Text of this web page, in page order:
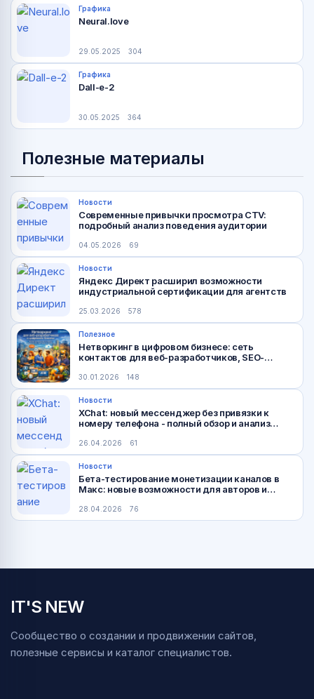
Графика
Neural.love
29.05.2025 304
Графика
Dall-e-2
30.05.2025 364
Полезные материалы
Новости
Современные привычки просмотра CTV:
подробный анализ поведения аудитории
04.05.2026 69
Новости
Яндекс Директ расширил возможности
индустриальной сертификации для агентств
25.03.2026 578
Полезное
Нетворкинг в цифровом бизнесе: сеть
контактов для веб-разработчиков, SEO-
30.01.2026 148
Новости
XChat: новый мессенджер без привязки к
номеру телефона - полный обзор и анализ
26.04.2026 61
Новости
Бета-тестирование монетизации каналов в
Макс: новые возможности для авторов и
28.04.2026 76
IT'S NEW
Сообщество о создании и продвижении сайтов,
полезные сервисы и каталог специалистов.